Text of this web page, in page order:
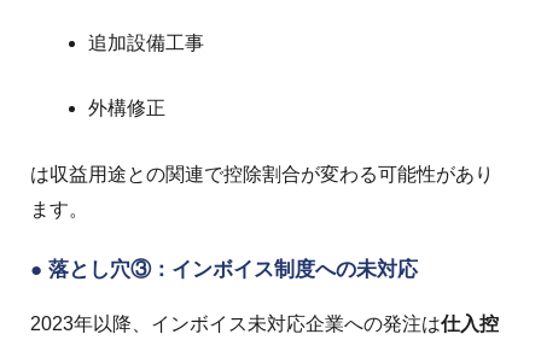
追加設備工事
外構修正
は収益用途との関連で控除割合が変わる可能性があり
ます。
● 落とし穴③：インボイス制度への未対応
2023年以降、インボイス未対応企業への発注は仕入控